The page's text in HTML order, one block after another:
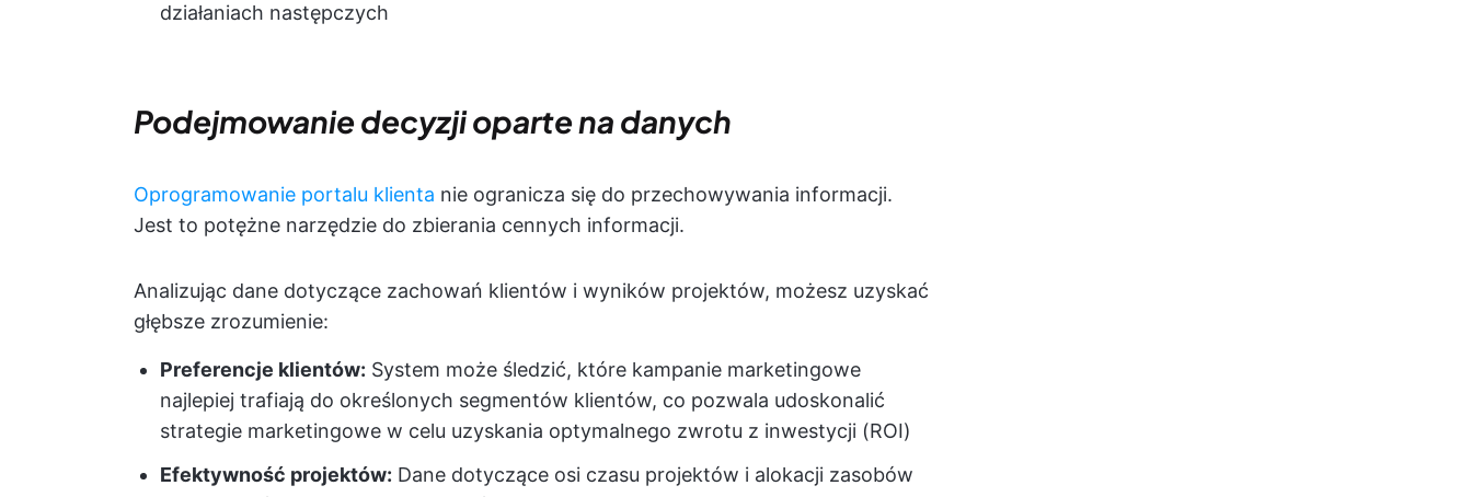
działaniach następczych
Podejmowanie decyzji oparte na danych
Oprogramowanie portalu klienta nie ogranicza się do przechowywania informacji.
Jest to potężne narzędzie do zbierania cennych informacji.
Analizując dane dotyczące zachowań klientów i wyników projektów, możesz uzyskać
głębsze zrozumienie:
Preferencje klientów: System może śledzić, które kampanie marketingowe
najlepiej trafiają do określonych segmentów klientów, co pozwala udoskonalić
strategie marketingowe w celu uzyskania optymalnego zwrotu z inwestycji (ROI)
Efektywność projektów: Dane dotyczące osi czasu projektów i alokacji zasobów